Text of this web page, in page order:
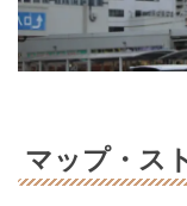
マップ・ス